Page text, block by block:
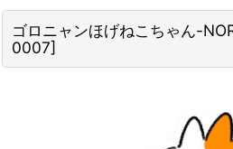
ゴロニャンほげねこちゃん-
0007]